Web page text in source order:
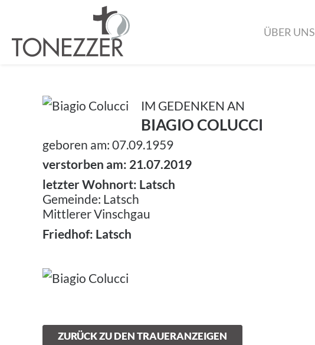
ÜBER UNS
IM GEDENKEN AN
BIAGIO COLUCCI
geboren am: 07.09.1959
verstorben am: 21.07.2019
letzter Wohnort: Latsch
Gemeinde: Latsch
Mittlerer Vinschgau
Friedhof: Latsch
ZURÜCK ZU DEN TRAUERANZEIGEN